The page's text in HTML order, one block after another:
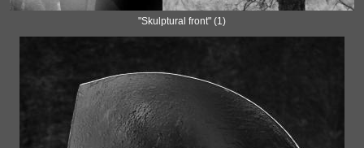
"Skulptural front" (1)